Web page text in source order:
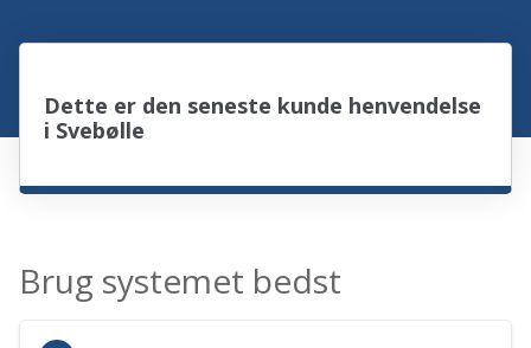
Dette er den seneste kunde henvendelse
i Svebølle
Brug systemet bedst